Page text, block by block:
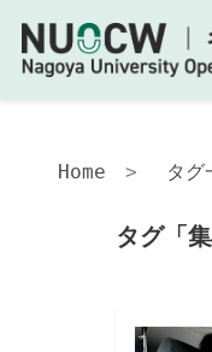
Home タグ
タグ「